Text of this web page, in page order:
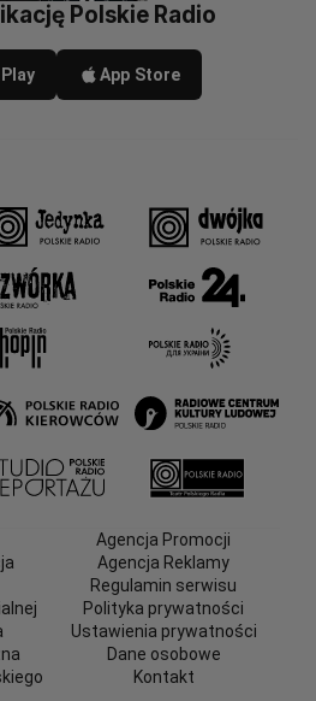
Polskie Radio
App Store
Agencja Promocji
Agencja Reklamy
Regulamin serwisu
Polityka prywatności
Ustawienia prywatności
Dane osobowe
Kontakt